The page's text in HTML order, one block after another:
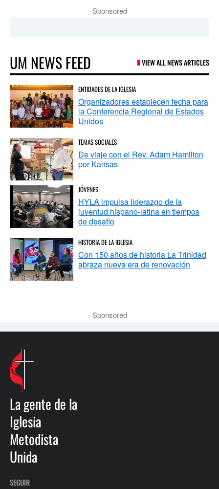
Sponsored
UM NEWS FEED VIEW ALL NEWS ARTICLES
ENTIDADES DE LA IGLESIA
Organizadores establecen fecha para
la Conferencia Regional de Estados
Unidos
TEMAS SOCIALES
De viaje con el Rev. Adam Hamilton
por Kansas
JÓVENES
HYLA impulsa liderazgo de la
juventud hispano-latina en tiempos
de desafío
HISTORIA DE LA IGLESIA
Con 150 años de historia La Trinidad
abraza nueva era de renovación
Sponsored
La gente de la
Iglesia
Metodista
Unida
SEGUIR